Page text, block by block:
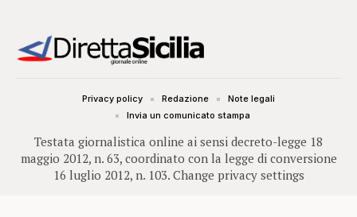
Testata giornalistica online ai sensi decreto-legge 18
maggio 2012, n. 63, coordinato con la legge di conversione
16 luglio 2012, n. 103. Change privacy settings
Privacy policy Redazione
Note legali
Invia un comunicato stampa